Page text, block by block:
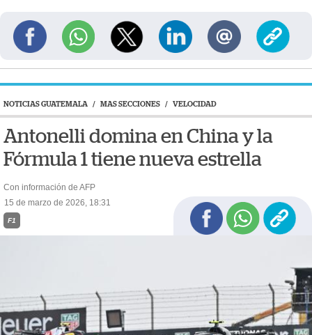
NOTICIAS GUATEMALA / MAS SECCIONES / VELOCIDAD
Antonelli domina en China y la
Fórmula 1 tiene nueva estrella
Con información de AFP
15 de marzo de 2026, 18:31
F1